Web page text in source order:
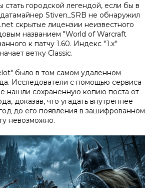
стать городской легендой, если бы в
Stiven_SRB не обнаружил
скрытые лицензии неизвестного
названием "World of Warcraft
к патчу 1.60. Индекс "1.x"
ветку Classic.
было в том самом удаленном
Исследователи с помощью сервиса
нашли сохраненную копию поста от
доказав, что угадать внутреннее
до его появления в зашифрованном
невозможно.